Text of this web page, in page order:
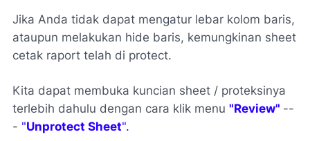
Jika Anda tidak dapat mengatur lebar kolom baris,
ataupun melakukan hide baris, kemungkinan sheet
cetak raport telah di protect.
Kita dapat membuka kuncian sheet / proteksinya
terlebih dahulu dengan cara klik menu "Review" --
- "Unprotect Sheet".